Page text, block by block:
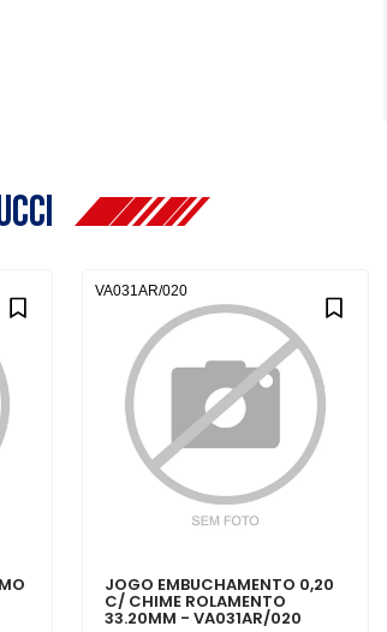
JOGO EMBUCHAMENTO 0,20
C/ CHIME ROLAMENTO
33.20MM - VA031AR/020
VA031AR/020